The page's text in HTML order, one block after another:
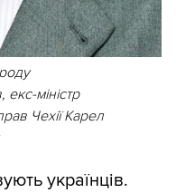
міністр
Чехії Карел
українців.